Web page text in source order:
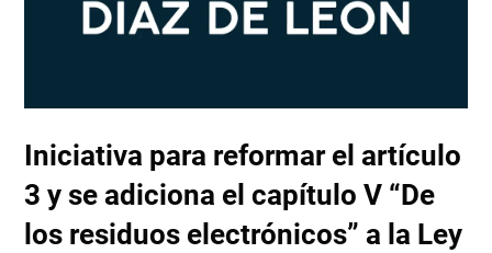
Iniciativa para reformar el artículo
3 y se adiciona el capítulo V “De
los residuos electrónicos” a la Ley